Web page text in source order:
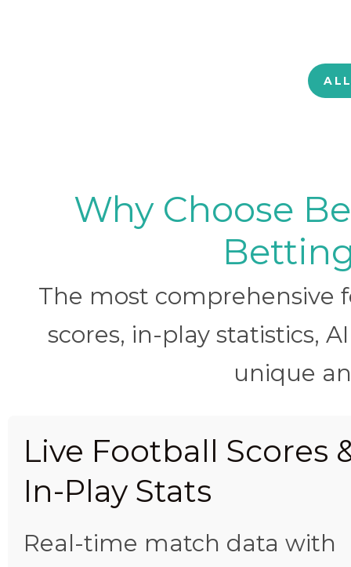
Why Choose
The most
scores, in-play statistics,
unique
Live Football Scores
In-Play Stats
Real-time match data with